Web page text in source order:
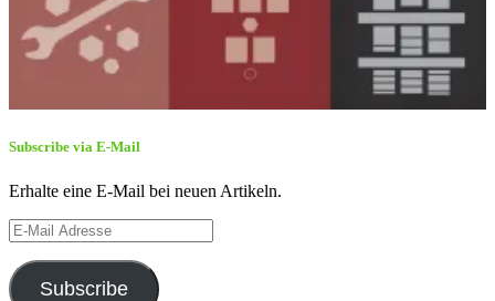
Subscribe via E-Mail
Erhalte eine E-Mail bei neuen Artikeln.
E-
Mail
Adresse
Subscribe